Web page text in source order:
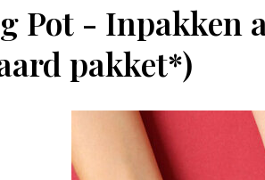
Pot - Inpakken
pakket*)